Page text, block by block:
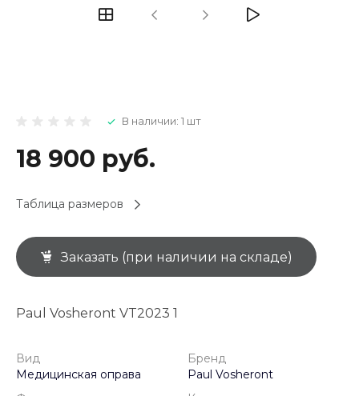
В наличии: 1 шт
18 900 руб.
Таблица размеров
Заказать (при наличии на складе)
Paul Vosheront VT2023 1
Вид
Медицинская оправа
Бренд
Paul Vosheront